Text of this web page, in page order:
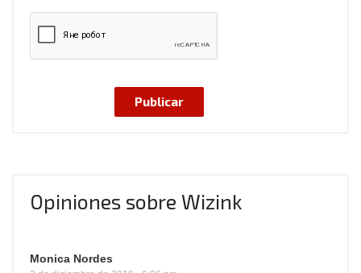
Opiniones sobre Wizink
Monica Nordes